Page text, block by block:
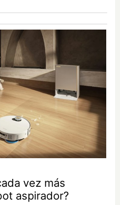
vez más
aspirador?